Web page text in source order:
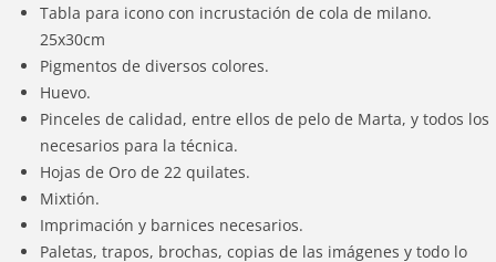
Tabla para icono con incrustación de cola de milano.
25x30cm
Pigmentos de diversos colores.
Huevo.
Pinceles de calidad, entre ellos de pelo de Marta, y todos los
necesarios para la técnica.
Hojas de Oro de 22 quilates.
Mixtión.
Imprimación y barnices necesarios.
Paletas, trapos, brochas, copias de las imágenes y todo lo